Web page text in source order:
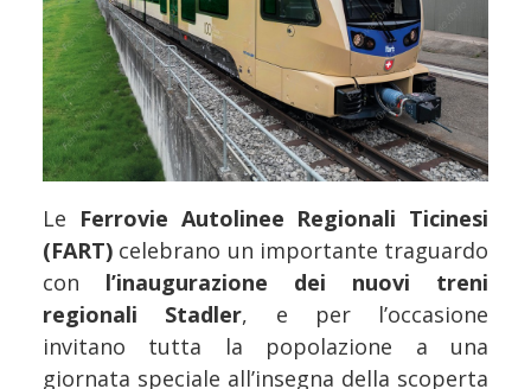
Le Ferrovie Autolinee Regionali Ticinesi
(FART) celebrano un importante traguardo
con l’inaugurazione dei nuovi treni
regionali Stadler, e per l’occasione
invitano tutta la popolazione a una
giornata speciale all’insegna della scoperta